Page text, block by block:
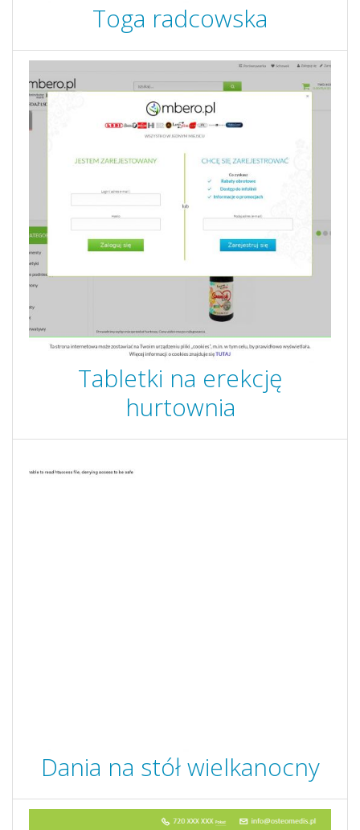
Toga radcowska
Tabletki na erekcję
hurtownia
Dania na stół wielkanocny